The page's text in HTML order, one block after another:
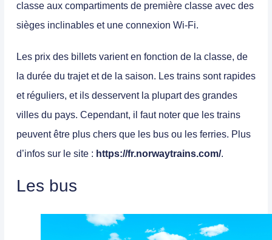
classe aux compartiments de première classe avec des
sièges inclinables et une connexion Wi-Fi.
Les prix des billets varient en fonction de la classe, de
la durée du trajet et de la saison. Les trains sont rapides
et réguliers, et ils desservent la plupart des grandes
villes du pays. Cependant, il faut noter que les trains
peuvent être plus chers que les bus ou les ferries. Plus
d’infos sur le site : https://fr.norwaytrains.com/.
Les bus